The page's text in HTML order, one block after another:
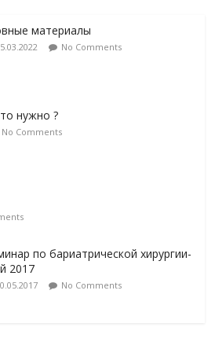
материалы
No Comments
нужно ?
No Comments
по бариатрической хирургии-
2017
No Comments